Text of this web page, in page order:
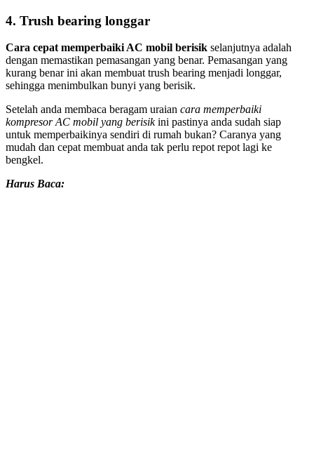
4. Trush bearing longgar
Cara cepat memperbaiki AC mobil berisik selanjutnya adalah
dengan memastikan pemasangan yang benar. Pemasangan yang
kurang benar ini akan membuat trush bearing menjadi longgar,
sehingga menimbulkan bunyi yang berisik.
Setelah anda membaca beragam uraian cara memperbaiki
kompresor AC mobil yang berisikini pastinya anda sudah siap
untuk memperbaikinya sendiri di rumah bukan? Caranya yang
mudah dan cepat membuat anda tak perlu repot repot lagi ke
bengkel.
Harus Baca: